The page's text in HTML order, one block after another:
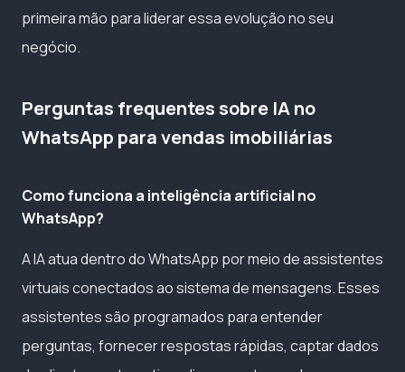
primeira mão para liderar essa evolução no seu
negócio.
Perguntas frequentes sobre IA no
WhatsApp para vendas imobiliárias
Como funciona a inteligência artificial no
WhatsApp?
A IA atua dentro do WhatsApp por meio de assistentes
virtuais conectados ao sistema de mensagens. Esses
assistentes são programados para entender
perguntas, fornecer respostas rápidas, captar dados